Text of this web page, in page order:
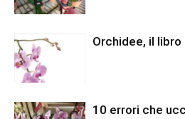
Orchidee, il
10 errori che